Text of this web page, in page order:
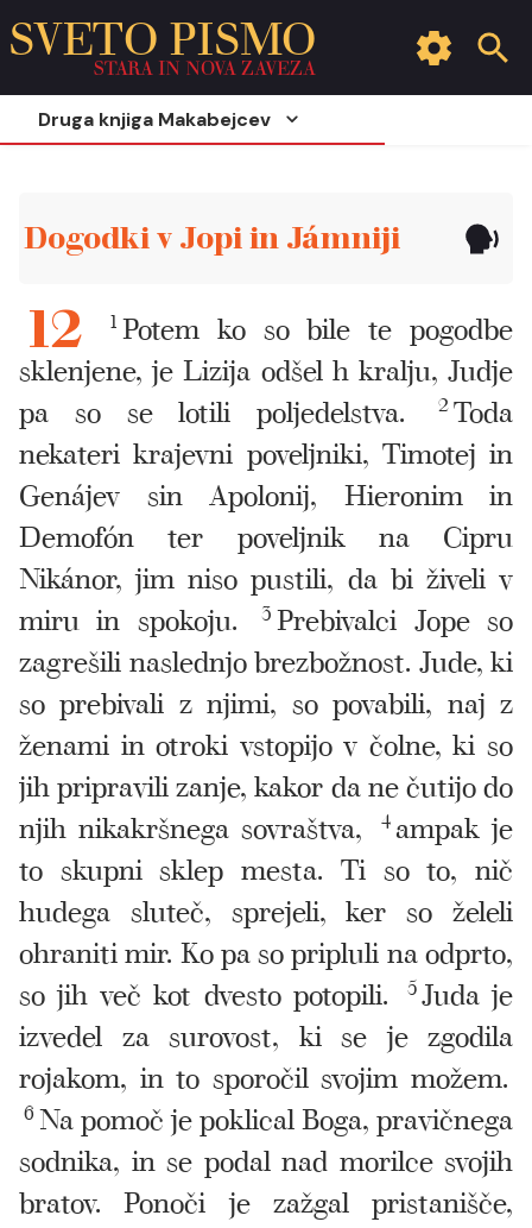
SVETO PISMO
STARA IN NOVA ZAVEZA
Druga knjiga Makabejcev
Dogodki v Jopi in Jámniji
12 1 Potem ko so bile te pogodbe
sklenjene, je Lizija odšel h kralju, Judje
pa so se lotili poljedelstva.
2Toda
nekateri krajevni poveljniki, Timotej in
Genájev sin Apolonij, Hieronim in
Demofón ter poveljnik na Cipru
Nikánor, jim niso pustili, da bi živeli v
miru in spokoju.
3 Prebivalci Jope so
zagrešili naslednjo brezbožnost. Jude, ki
so prebivali z njimi, so povabili, naj z
ženami in otroki vstopijo v čolne, ki so
jih pripravili zanje, kakor da ne čutijo do
njih nikakršnega sovraštva,
4ampak je
to skupni sklep mesta. Ti so to, nič
hudega sluteč, sprejeli, ker so želeli
ohraniti mir. Ko pa so pripluli na odprto,
so jih več kot dvesto potopili.
5Juda je
izvedel za surovost, ki se je zgodila
rojakom, in to sporočil svojim možem.
6 Na pomoč je poklical Boga, pravičnega
sodnika, in se podal nad morilce svojih
bratov. Ponoči je zažgal pristanišče,